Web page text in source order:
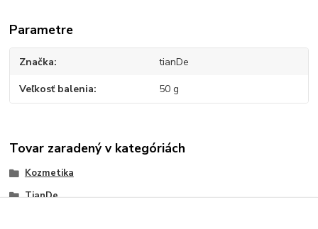
Parametre
Značka tianDe
Veľkosť balenia 50 g
Tovar zaradený v kategóriách
Kozmetika
TianDe